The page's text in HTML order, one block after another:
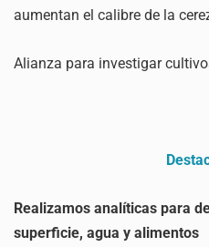
aumentan el calibre de la
Alianza para investigar
Realizamos analíticas para
superficie, agua y alimentos